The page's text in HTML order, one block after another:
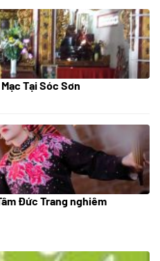
Tại Sóc Sơn
Đức Trang nghiêm